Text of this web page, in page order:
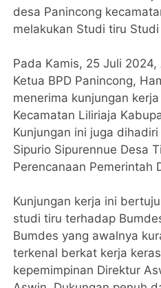
desa Panincong
melakukan Studi tiru Studi
Pada Kamis, 25 Juli
Ketua BPD Panincong,
menerima kunjungan
Kecamatan Liliriaja
Kunjungan ini juga
Sipurio Sipurennue Desa
Perencanaan Pemerintah
Kunjungan kerja ini
studi tiru terhadap
Bumdes yang awalnya
terkenal berkat kerja
kepemimpinan Direktur